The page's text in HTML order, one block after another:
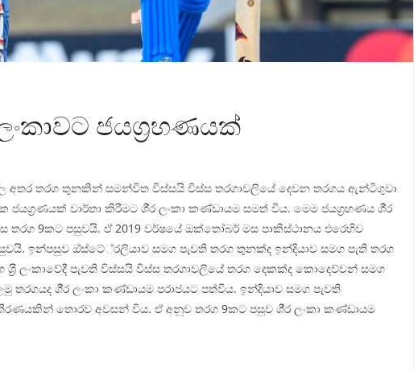
ජයග‍්‍රහණයක්
අතර තරග තුනකින් සමන්විත විස්සයි විස්ස තරගාවලියේ දෙවන තරගය ඇන්ටිගුවා
වාර්තා කිරීමට ශී‍්‍ර ලංකා කණ්ඩායම සමත් විය. මෙම ජයග‍්‍රහණය ශී‍්‍ර
තරග 9කට පසුවයි. ඒ 2019 වර්ෂයේ ඔක්තෝබර් මස පාකිස්ථානය එරෙහිව
ඉන්පසුව ඔ්ස්ටේ‍්‍රලියාව සමග පැවති තරග තුනක්ද ඉන්දියාව සමග පැති තරග
ලංකාවේදී පැවති විස්සයි විස්ස තරගාවලියේ තරග දෙකක්ද කොදෙව්වන් සමග
තරගයද ශී‍්‍ර ලංකා කණ්ඩායම පරාජයට පත්විය. ඉන්දියාව සමග පැවති
තොරව අවසන් විය. ඒ අනුව තරග 9කට පසුව ශී‍්‍ර ලංකා කණ්ඩායම